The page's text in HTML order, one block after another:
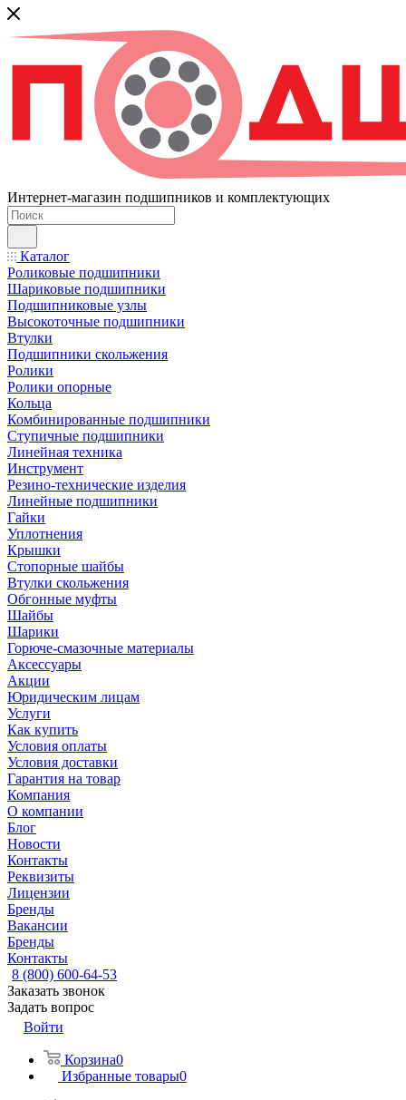
Интернет-магазин подшипников и комплектующих
Каталог
Роликовые подшипники
Шариковые подшипники
Подшипниковые узлы
Высокоточные подшипники
Втулки
Подшипники скольжения
Ролики
Ролики опорные
Кольца
Комбинированные подшипники
Ступичные подшипники
Линейная техника
Инструмент
Резино-технические изделия
Линейные подшипники
Гайки
Уплотнения
Крышки
Стопорные шайбы
Втулки скольжения
Обгонные муфты
Шайбы
Шарики
Горюче-смазочные материалы
Аксессуары
Акции
Юридическим лицам
Услуги
Как купить
Условия оплаты
Условия доставки
Гарантия на товар
Компания
О компании
Блог
Новости
Контакты
Реквизиты
Лицензии
Бренды
Вакансии
Бренды
Контакты
8 (800) 600-64-53
Заказать звонок
Задать вопрос
Войти
Корзина0
Избранные товары0